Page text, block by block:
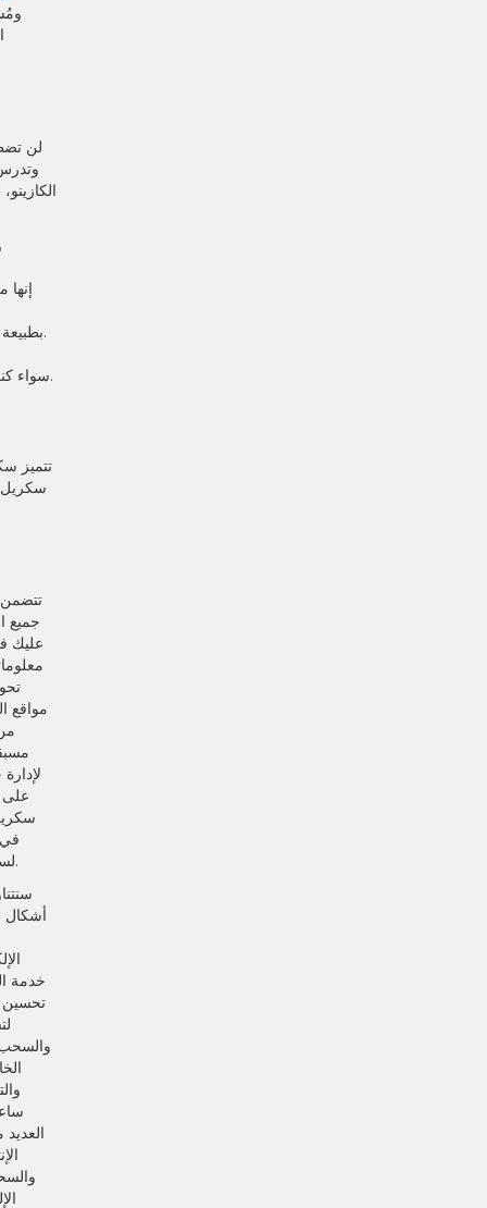
لن
بطبيعة الحال، قد يكون من الضروري أن تحرص على قراءة شروط وأحكام مكافآت كازينو سكريل باستمرار، وقد تكون لديك متطلبات أخرى.
سواء كنت من محبي ألعاب الطاولة الكلاسيكية أو من عشاق الإثارة في ألعاب التجسس في الوقت الفعلي، فهناك الكثير مما سيبقيك مستمتعًا.
تتميز
سكريل.
جميع
عليك
مواقع
على
لسحب الأموال بسرعة.
أشكال
خدمة
تحسين